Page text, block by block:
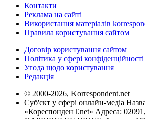
Контакти
Реклама на сайті
Використання матеріалів
Правила користування сайтом
Договір користування сайтом
Політика у сфері
Угода щодо користування
Редакція
© 2000-2026, Korrespondent.net
Суб'єкт у сфері онлайн-медіа
«КореспонденТ.net» Адреса: